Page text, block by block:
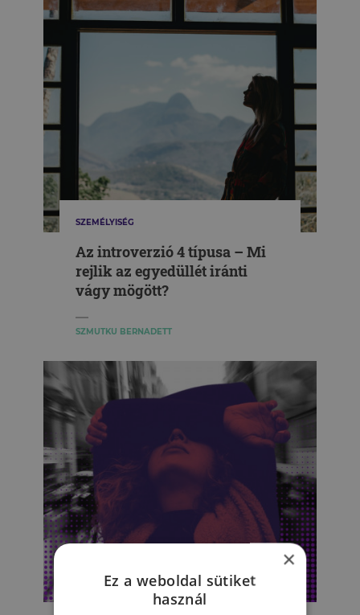
SZEMÉLYISÉG
Az introverzió 4 típusa – Mi
rejlik az egyedüllét iránti
vágy mögött?
SZMUTKU BERNADETT
EGZISZTENCIÁLIS PSZICHOLÓGIA
×
Ez a weboldal sütiket
használ